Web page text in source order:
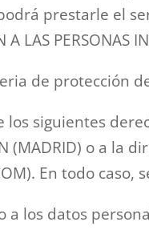
podrá prestarle el
LAS PERSONAS
de protección
siguientes
(MADRID) o a
En todo
a los datos